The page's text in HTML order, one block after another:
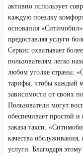
активно использует
каждую поездку
основания «Ситимобил»
предоставляя услуги
Сервис охватывает
пользователям легко
любом уголке страны.
тарифы, чтобы каждый
зависимости от своих
Пользователи могут
обеспечивает простой
заказа такси.
качества
услуги. Благодаря